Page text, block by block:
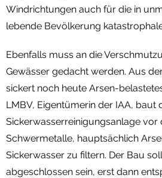
Windrichtungen auch für die in
lebende Bevölkerung
Ebenfalls muss an die
Gewässer gedacht werden. Aus
sickert noch heute Arsen-
LMBV, Eigentümerin der IAA, baut
Sickerwasserreinigungsanlage
Schwermetalle, hauptsächlich
Sickerwasser zu filtern. Der Bau
abgeschlossen sein, erst dann